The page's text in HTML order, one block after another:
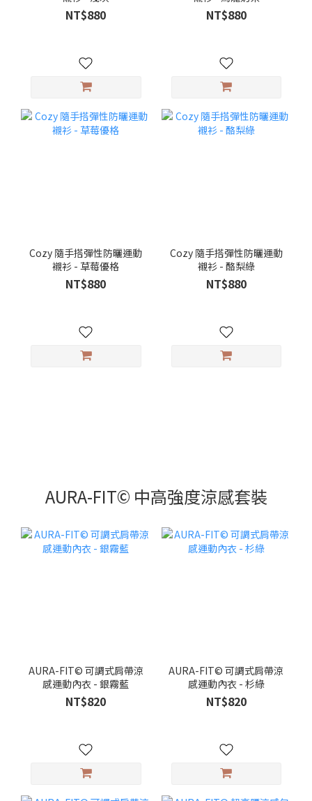
NT$880 NT$880
Cozy 隨手搭彈性防曬運動
襯衫 - 草莓優格
NT$880
Cozy 隨手搭彈性防曬運動
襯衫 - 酪梨綠
NT$880
AURA-FIT© 中高強度涼感套裝
AURA-FIT© 可調式肩帶涼
感運動內衣 - 銀霧藍
NT$820
AURA-FIT© 可調式肩帶涼
感運動內衣 - 杉綠
NT$820